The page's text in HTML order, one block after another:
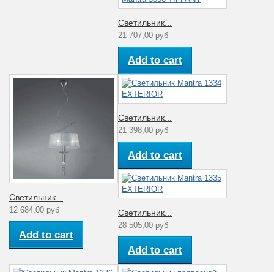
Светильник...
21 707,00 руб
Add to cart
Светильник...
12 684,00 руб
Add to cart
Светильник...
21 398,00 руб
Add to cart
Светильник...
28 505,00 руб
Add to cart